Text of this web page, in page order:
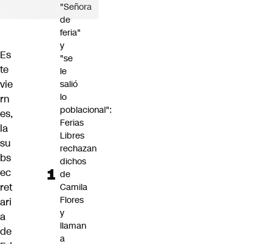
Es
te
vie
rn
es,
la
su
bs
ec
ret
ari
a
de
"Señora
de
feria"
y
"se
le
salió
lo
poblacional":
Ferias
Libres
rechazan
dichos
de
Camila
Flores
y
llaman
a